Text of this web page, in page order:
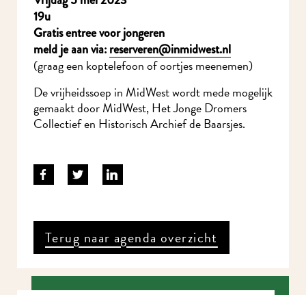
19u
Gratis entree voor jongeren
meld je aan via:reserveren@inmidwest.nl
(graag een koptelefoon of oortjes meenemen)
De vrijheidssoep in MidWest wordt mede mogelijk
gemaakt door MidWest, Het Jonge Dromers
Collectief en Historisch Archief de Baarsjes.
Terug naar agenda overzicht